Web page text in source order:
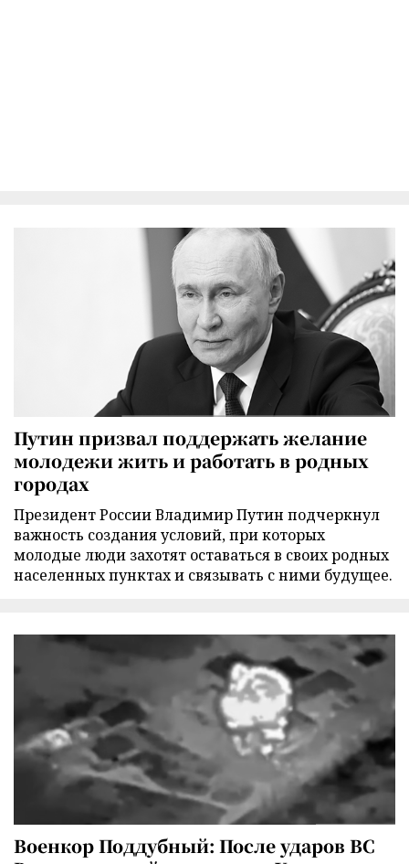
Путин призвал поддержать желание
молодежи жить и работать в родных
городах
Президент России Владимир Путин подчеркнул
важность создания условий, при которых
молодые люди захотят оставаться в своих родных
населенных пунктах и связывать с ними будущее.
Военкор Поддубный: После ударов ВС